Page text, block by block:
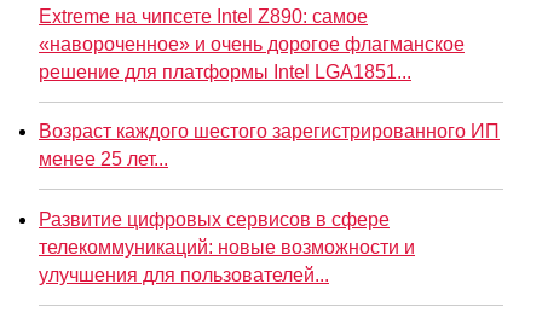
Extreme на чипсете Intel Z890: самое
«навороченное» и очень дорогое флагманское
решение для платформы Intel LGA1851...
Возраст каждого шестого зарегистрированного ИП
менее 25 лет...
Развитие цифровых сервисов в сфере
телекоммуникаций: новые возможности и
улучшения для пользователей...